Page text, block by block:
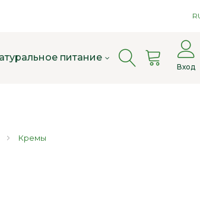
питание Cart
Вход
Кремы